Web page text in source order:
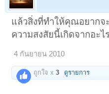
แล้วสิ่งที่ทำให้คุณอยากจ
ความสงสัยนี้เกิดจากอะ
4 กันยายน 2010
ถูกใจ x3 ดูรายการ